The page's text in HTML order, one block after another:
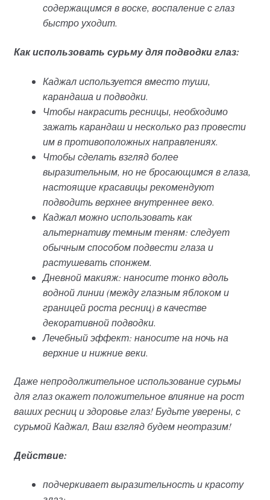
содержащимся в воске, воспаление с глаз
быстро уходит.
Как использовать сурьму для подводки глаз:
Каджал используется вместо туши,
карандаша и подводки.
Чтобы накрасить ресницы, необходимо
зажать карандаш и несколько раз провести
им в противоположных направлениях.
Чтобы сделать взгляд более
выразительным, но не бросающимся в глаза,
настоящие красавицы рекомендуют
подводить верхнее внутреннее веко.
Каджал можно использовать как
альтернативу темным теням: следует
обычным способом подвести глаза и
растушевать спонжем.
Дневной макияж: наносите тонко вдоль
водной линии (между глазным яблоком и
границей роста ресниц) в качестве
декоративной подводки.
Лечебный эффект: наносите на ночь на
верхние и нижние веки.
Даже непродолжительное использование сурьмы
для глаз окажет положительное влияние на рост
ваших ресниц и здоровье глаз! Будьте уверены, с
сурьмой Каджал, Ваш взгляд будем неотразим!
Действие:
подчеркивает выразительность и красоту